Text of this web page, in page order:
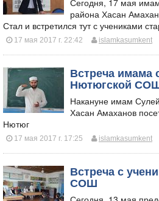
Сегодня, 17 мая
района Хасан
Стал и встретился тут с учениками
17 мая 2017 г. 22:42 islamkasumkent
Встреча имама
Нютюгской
Накануне имам
Хасан Амаханов
Нютюг
17 мая 2017 г. 17:25 islamkasumkent
Встреча с
СОШ